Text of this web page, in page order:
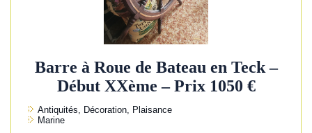
Barre à Roue de Bateau en Teck –
Début XXème – Prix 1050 €
Antiquités, Décoration, Plaisance
Marine